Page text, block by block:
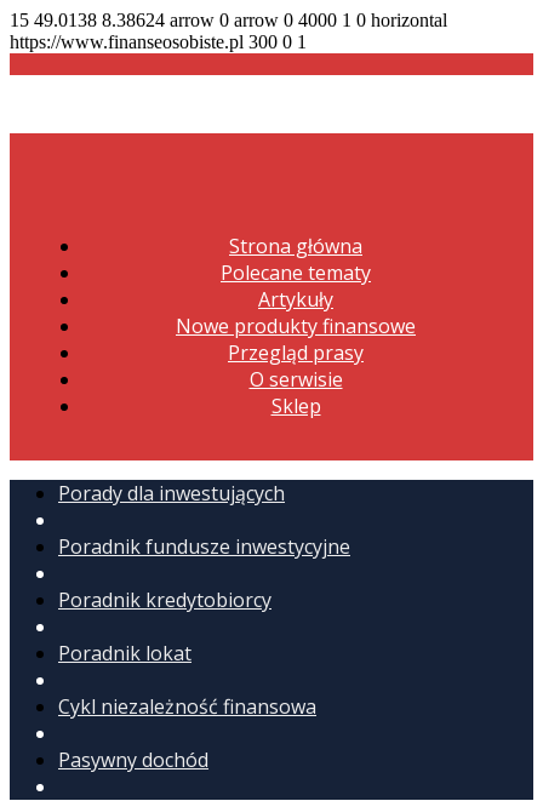
15 49.0138 8.38624 arrow 0 arrow 0 4000 1 0 horizontal
https://www.finanseosobiste.pl 300 0 1
Strona główna
Polecane tematy
Artykuły
Nowe produkty finansowe
Przegląd prasy
O serwisie
Sklep
Porady dla inwestujących
Poradnik fundusze inwestycyjne
Poradnik kredytobiorcy
Poradnik lokat
Cykl niezależność finansowa
Pasywny dochód